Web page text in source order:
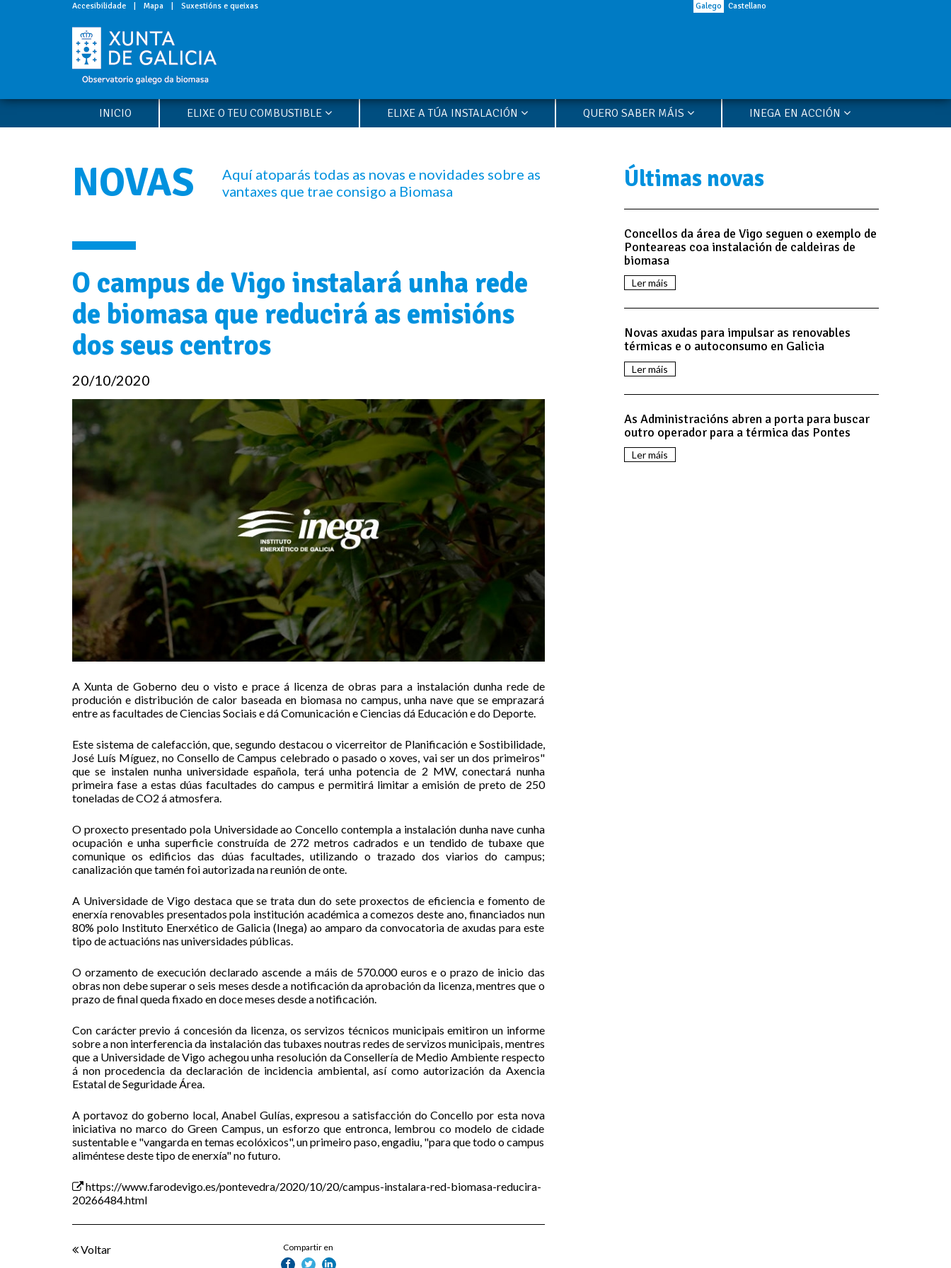
Galego Castellano
Accesibilidade Mapa Suxestións e queixas
INICIO ELIXE O TEU COMBUSTIBLE ELIXE A TÚA INSTALACIÓN QUERO SABER MÁIS INEGA EN ACCIÓN
NOVAS
Aquí atoparás todas as novas e novidades sobre as
vantaxes que trae consigo a Biomasa
O campus de Vigo instalará unha rede
de biomasa que reducirá as emisións
dos seus centros
20/10/2020
A Xunta de Goberno deu o visto e prace á licenza de obras para a instalación dunha rede de
produción e distribución de calor baseada en biomasa no campus, unha nave que se emprazará
entre as facultades de Ciencias Sociais e dá Comunicación e Ciencias dá Educación e do Deporte.
Este sistema de calefacción, que, segundo destacou o vicerreitor de Planificación e Sostibilidade,
José Luís Míguez, no Consello de Campus celebrado o pasado o xoves, vai ser un dos primeiros"
que se instalen nunha universidade española, terá unha potencia de 2 MW, conectará nunha
primeira fase a estas dúas facultades do campus e permitirá limitar a emisión de preto de 250
toneladas de CO2 á atmosfera.
O proxecto presentado pola Universidade ao Concello contempla a instalación dunha nave cunha
ocupación e unha superficie construída de 272 metros cadrados e un tendido de tubaxe que
comunique os edificios das dúas facultades, utilizando o trazado dos viarios do campus;
canalización que tamén foi autorizada na reunión de onte.
A Universidade de Vigo destaca que se trata dun do sete proxectos de eficiencia e fomento de
enerxía renovables presentados pola institución académica a comezos deste ano, financiados nun
80% polo Instituto Enerxético de Galicia (Inega) ao amparo da convocatoria de axudas para este
tipo de actuacións nas universidades públicas.
O orzamento de execución declarado ascende a máis de 570.000 euros e o prazo de inicio das
obras non debe superar o seis meses desde a notificación da aprobación da licenza, mentres que o
prazo de final queda fixado en doce meses desde a notificación.
Con carácter previo á concesión da licenza, os servizos técnicos municipais emitiron un informe
sobre a non interferencia da instalación das tubaxes noutras redes de servizos municipais, mentres
que a Universidade de Vigo achegou unha resolución da Consellería de Medio Ambiente respecto
á non procedencia da declaración de incidencia ambiental, así como autorización da Axencia
Estatal de Seguridade Área.
A portavoz do goberno local, Anabel Gulías, expresou a satisfacción do Concello por esta nova
iniciativa no marco do Green Campus, un esforzo que entronca, lembrou co modelo de cidade
sustentable e "vangarda en temas ecolóxicos", un primeiro paso, engadiu, "para que todo o campus
aliméntese deste tipo de enerxía" no futuro.
https://www.farodevigo.es/pontevedra/2020/10/20/campus-instalara-red-biomasa-reducira-
20266484.html
Voltar Compartir en
Últimas novas
Concellos da área de Vigo seguen o exemplo de
Ponteareas coa instalación de caldeiras de
biomasa
Ler máis
Novas axudas para impulsar as renovables
térmicas e o autoconsumo en Galicia
Ler máis
As Administracións abren a porta para buscar
outro operador para a térmica das Pontes
Ler máis